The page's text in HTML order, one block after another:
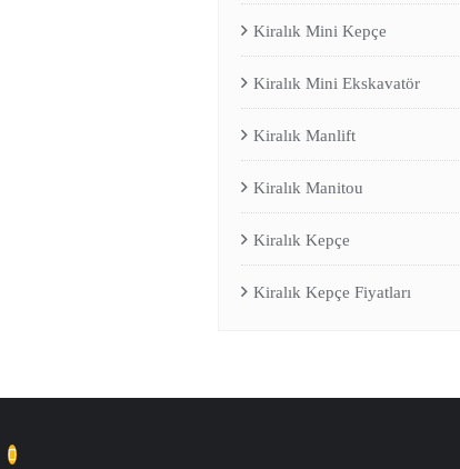
Kiralık Mini Kepçe
Kiralık Mini Ekskavatör
Kiralık Manlift
Kiralık Manitou
Kiralık Kepçe
Kiralık Kepçe Fiyatları